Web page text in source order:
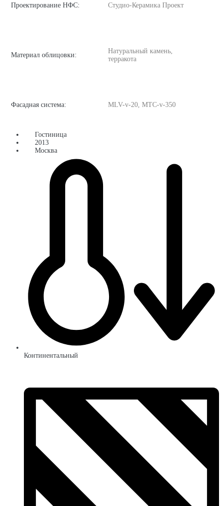
Проектирование НФС: Студио-Керамика Проект
Материал облицовки:
Натуральный камень,
терракота
Фасадная система: MLV-v-20, MTC-v-350
Гостиница
2013
Москва
Континентальный